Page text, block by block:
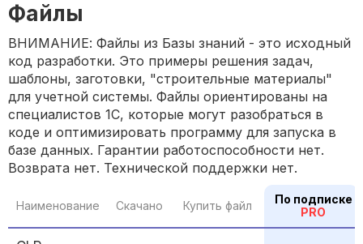
Файлы
ВНИМАНИЕ: Файлы из Базы знаний - это исходный
код разработки. Это примеры решения задач,
шаблоны, заготовки, "строительные материалы"
для учетной системы. Файлы ориентированы на
специалистов 1С, которые могут разобраться в
коде и оптимизировать программу для запуска в
базе данных. Гарантии работоспособности нет.
Возврата нет. Технической поддержки нет.
Наименование Скачано Купить файл
По подписке
PRO